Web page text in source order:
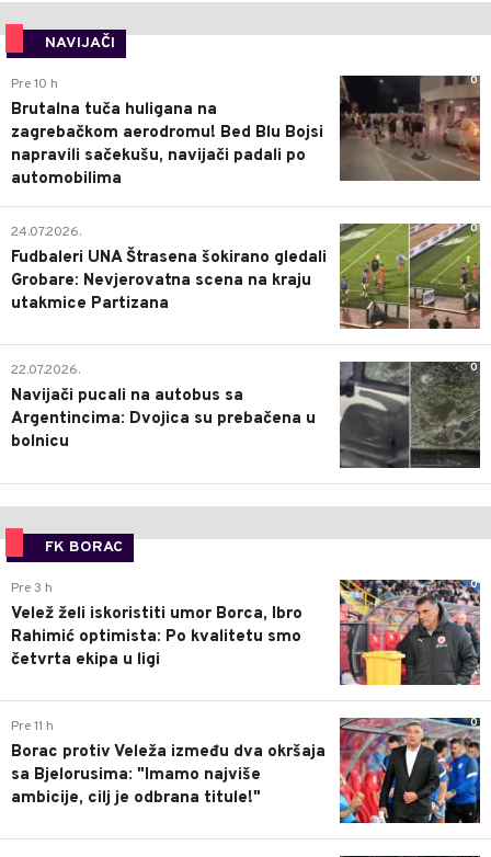
NAVIJAČI
0
Pre 10 h
Brutalna tuča huligana na
zagrebačkom aerodromu! Bed Blu Bojsi
napravili sačekušu, navijači padali po
automobilima
0
24.07.2026.
Fudbaleri UNA Štrasena šokirano gledali
Grobare: Nevjerovatna scena na kraju
utakmice Partizana
0
22.07.2026.
Navijači pucali na autobus sa
Argentincima: Dvojica su prebačena u
bolnicu
FK BORAC
0
Pre 3 h
Velež želi iskoristiti umor Borca, Ibro
Rahimić optimista: Po kvalitetu smo
četvrta ekipa u ligi
0
Pre 11 h
Borac protiv Veleža između dva okršaja
sa Bjelorusima: "Imamo najviše
ambicije, cilj je odbrana titule!"